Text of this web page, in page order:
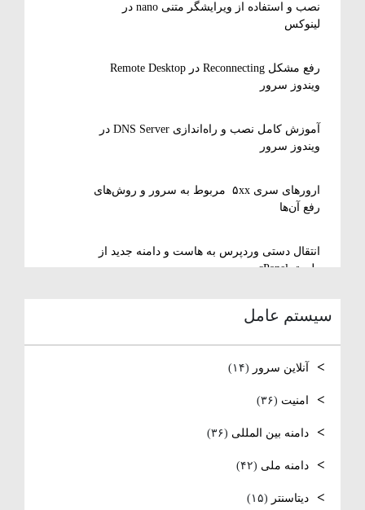
نصب و استفاده از ویرایشگر متنی nano در
لینوکس
رفع مشکل Reconnecting در Remote Desktop
ویندوز سرور
آموزش کامل نصب و راه‌اندازی DNS Server در
ویندوز سرور
ارورهای سری ۵xx مربوط به سرور و روش‌های
رفع آن‌ها
انتقال دستی وردپرس به هاست و دامنه جدید از
طریق cPanel
نصب و راه اندازی NTP
سیستم عامل
آنلاین سرور (۱۴)
امنیت (۳۶)
دامنه بین المللی (۳۶)
دامنه ملی (۴۲)
دیتاسنتر (۱۵)